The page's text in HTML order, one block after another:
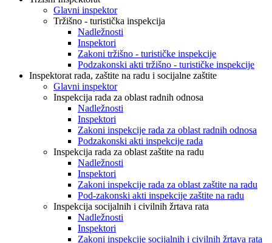
Glavni inspektor
Tržišno - turistička inspekcija
Nadležnosti
Inspektori
Zakoni tržišno - turističke inspekcije
Podzakonski akti tržišno - turističke inspekcije
Inspektorat rada, zaštite na radu i socijalne zaštite
Glavni inspektor
Inspekcija rada za oblast radnih odnosa
Nadležnosti
Inspektori
Zakoni inspekcije rada za oblast radnih odnosa
Podzakonski akti inspekcije rada
Inspekcija rada za oblast zaštite na radu
Nadležnosti
Inspektori
Zakoni inspekcije rada za oblast zaštite na radu
Pod-zakonski akti inspekcije zaštite na radu
Inspekcija socijalnih i civilnih žrtava rata
Nadležnosti
Inspektori
Zakoni inspekcije socijalnih i civilnih žrtava rata